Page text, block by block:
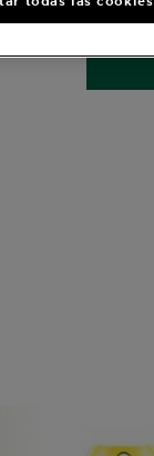
TAMAÑO